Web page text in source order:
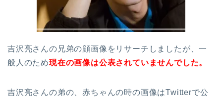
吉沢亮さんの兄弟の顔画像をリサーチしましたが、一
般人のため現在の画像は公表されていませんでした。
吉沢亮さんの弟の、赤ちゃんの時の画像はTwitterで公